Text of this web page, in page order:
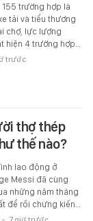
155 trường hợp là
tải và tiểu thương
chợ, lực lượng
hiện 4 trường hợp…
trước
thợ thép
thế nào?
lao động ở
Messi đã cùng
những năm tháng
để rồi chứng kiến…